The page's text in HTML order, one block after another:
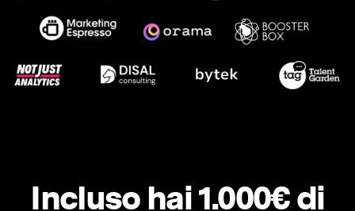
Incluso hai 1.000€ di